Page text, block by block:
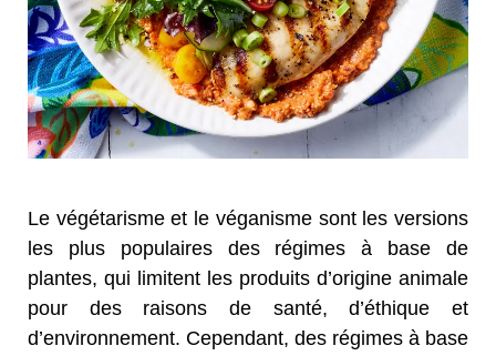
Le végétarisme et le véganisme sont les versions
les plus populaires des régimes à base de
plantes, qui limitent les produits d’origine animale
pour des raisons de santé, d’éthique et
d’environnement. Cependant, des régimes à base